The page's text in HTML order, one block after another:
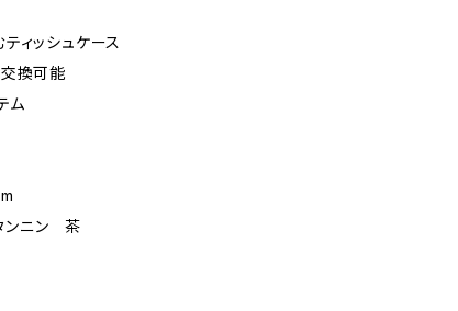
ィッシュケース
交換可能
ム
ンニン 茶